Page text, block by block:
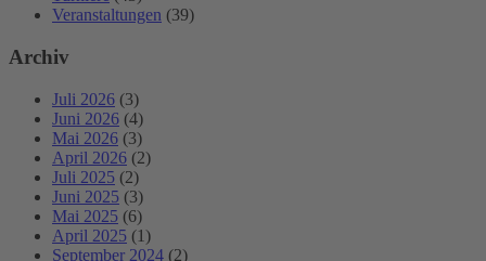
Veranstaltungen (39)
Archiv
Juli 2026 (3)
Juni 2026 (4)
Mai 2026 (3)
April 2026 (2)
Juli 2025 (2)
Juni 2025 (3)
Mai 2025 (6)
April 2025 (1)
September 2024 (2)